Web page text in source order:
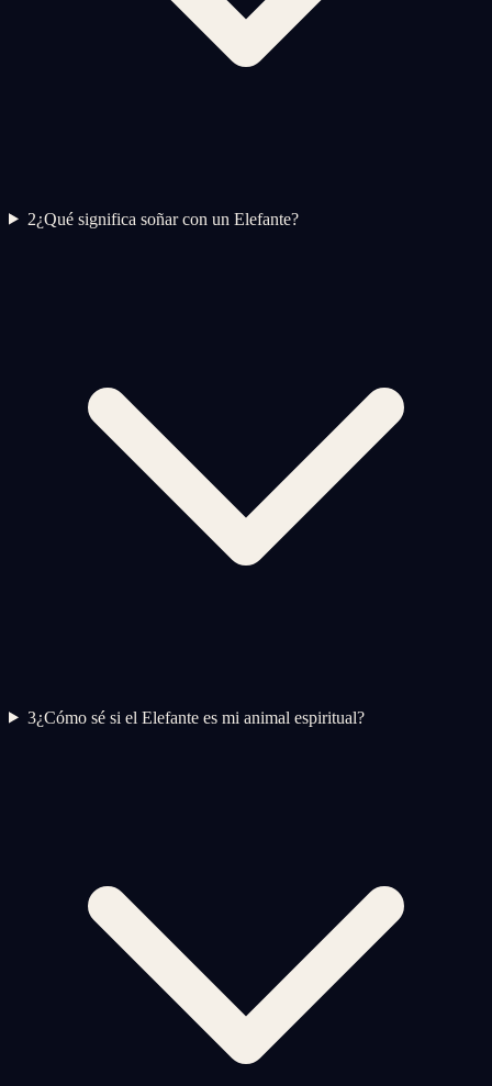
2¿Qué significa soñar con un Elefante?
3¿Cómo sé si el Elefante es mi animal espiritual?